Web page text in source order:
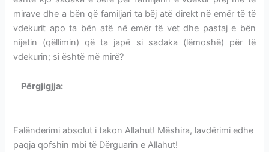
mirave dhe a bën që familjari ta bëj atë direkt në emër të të
vdekurit apo ta bën atë në emër të vet dhe pastaj e bën
nijetin (qëllimin) që ta japë si sadaka (lëmoshë) për të
vdekurin; si është më mirë?
Përgjigjja:
Falënderimi absolut i takon Allahut! Mëshira, lavdërimi edhe
paqja qofshin mbi të Dërguarin e Allahut!